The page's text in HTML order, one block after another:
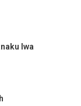
lwa